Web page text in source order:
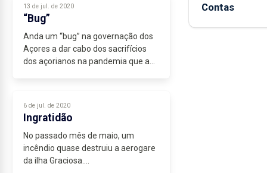
Com o desaparecimento de
turistas...
13 de jul. de 2020
“Bug”
Anda um “bug” na governação dos
Açores a dar cabo dos sacrifícios
dos açorianos na pandemia que a
vir aos Açores e que,...
6 de jul. de 2020
Ingratidão
No passado mês de maio, um
incêndio quase destruiu a aerogare
da ilha Graciosa.
Contas